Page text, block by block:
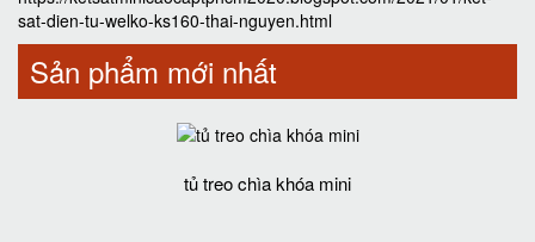
sat-dien-tu-welko-ks160-thai-nguyen.html
Sản phẩm mới nhất
tủ treo chìa khóa mini